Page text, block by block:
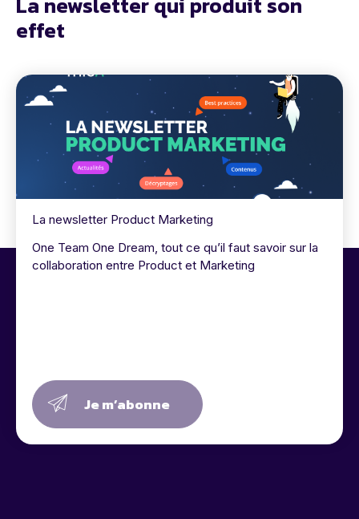
effet
La newsletter Product Marketing
One Team One Dream, tout ce qu’il faut savoir sur la
collaboration entre Product et Marketing
Je m’abonne